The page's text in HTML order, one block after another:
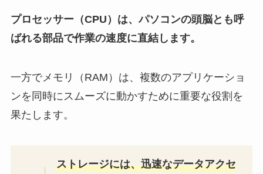
プロセッサー（CPU）は、パソコンの頭脳とも呼
ばれる部品で作業の速度に直結します。
一方でメモリ（RAM）は、複数のアプリケーショ
ンを同時にスムーズに動かすために重要な役割を
果たします。
ストレージには、迅速なデータアクセ